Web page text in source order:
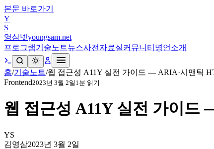
본문 바로가기
Y
S
영삼넷youngsam.net
프로그램기술노트뉴스사전 자료실커뮤니티 명언 소개
홈/기술노트/웹 접근성 A11Y 실전 가이드 — ARIA·시맨틱
Frontend2023년 3월 2일 1분 읽기
웹 접근성 A11Y 실전 가이드
YS
김영삼2023년 3월 2일